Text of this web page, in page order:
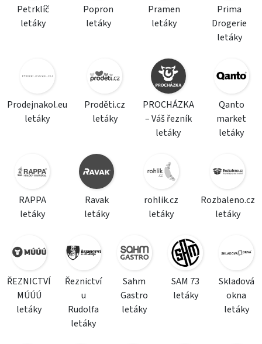
Petrklíč
letáky
Popron
letáky
Pramen
letáky
Prima
Drogerie
letáky
Prodejnakol.eu
letáky
Proděti.cz
letáky
PROCHÁZKA
– Váš řezník
letáky
Qanto
market
letáky
RAPPA
letáky
Ravak
letáky
rohlik.cz
letáky
Rozbaleno.cz
letáky
ŘEZNICTVÍ
MÚÚÚ
letáky
Řeznictví
u
Rudolfa
letáky
Sahm
Gastro
letáky
SAM 73
letáky
Skladová
okna
letáky